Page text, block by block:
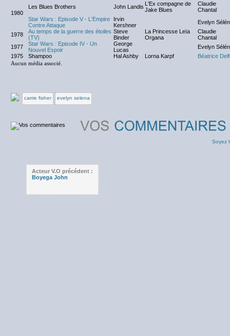
1980
Les Blues Brothers John Landis L'Ex compagne de
Jake Blues
Claudie
Chantal
Star Wars : Episode V - L'Empire
Contre Attaque
Irvin
Kershner
La Princesse Leïa
Organa
Evelyn
1978
Au temps de la guerre des étoiles
(TV)
Steve
Binder
Claudie
Chantal
1977
Star Wars : Episode IV - Un
Nouvel Espoir
George
Lucas
Evelyn
1975
Shampoo Hal Ashby Lorna Karpf
Béatrice
Aucun média associé.
carrie fisher evelyn selena
Soyez
Acteur V.O précédent :
Boyega John